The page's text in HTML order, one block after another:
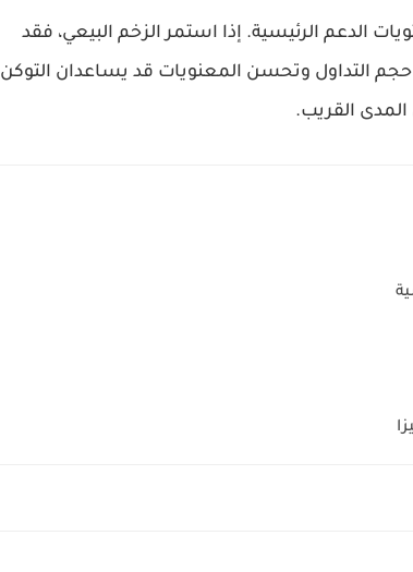
الدعم الرئيسية. إذا استمر الزخم البيعي، فقد
حجم التداول وتحسن المعنويات قد يساعدان التوكن
القريب.